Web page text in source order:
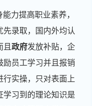
力提高职业素养，
录取，国内外均认
且政府发放补贴，企
励员工学习并且报销
行实操，只对表面上
学习到的理论知识是